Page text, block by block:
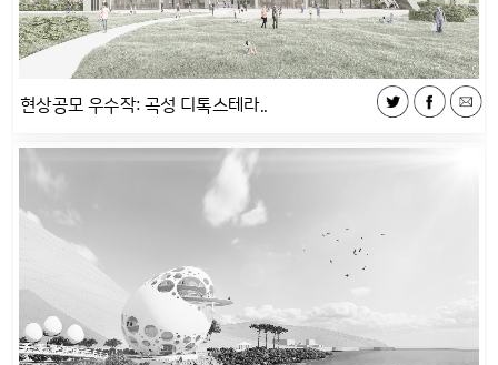
현상공모 우수작: 곡성 디톡스테라..